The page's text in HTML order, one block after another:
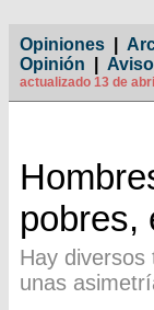
Opiniones
Opinión
Aviso
actualizado 13 de
pobres,
Hay diversos
unas